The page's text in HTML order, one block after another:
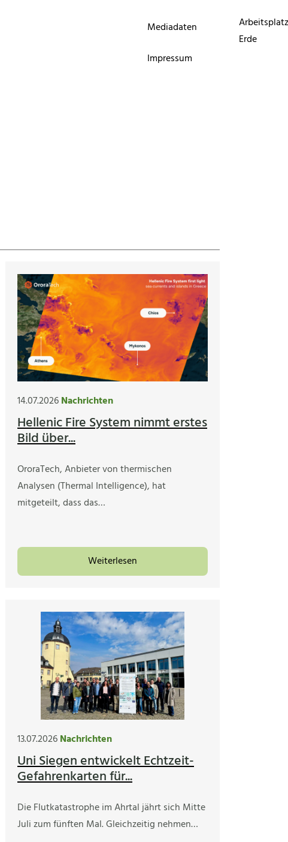
Mediadaten
Impressum
Erde
14.07.2026Nachrichten
Hellenic Fire System nimmt erstes
Bild über...
OroraTech, Anbieter von thermischen
Analysen (Thermal Intelligence), hat
mitgeteilt, dass das…
Weiterlesen
13.07.2026Nachrichten
Uni Siegen entwickelt Echtzeit-
Gefahrenkarten für...
Die Flutkatastrophe im Ahrtal jährt sich Mitte
Juli zum fünften Mal. Gleichzeitig nehmen…